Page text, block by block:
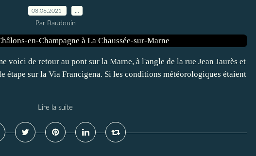
08.06.2021
Par Baudouin
voici de retour au pont sur la Marne, à l'angle de la rue Jean Jaurès et
étape sur la Via Francigena. Si les conditions météorologiques étaient
Lire la suite